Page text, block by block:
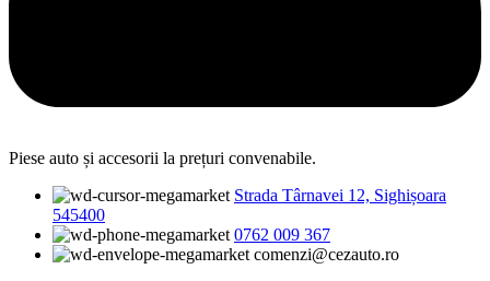
Piese auto și accesorii la prețuri convenabile.
Strada Târnavei 12, Sighișoara
545400
0762 009 367
comenzi@cezauto.ro